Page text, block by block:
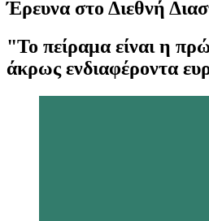
Έρευνα στο Διεθνή
"Το πείραμα είναι η
άκρως ενδιαφέροντα